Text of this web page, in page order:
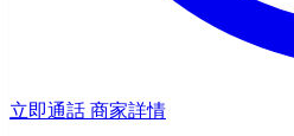
立即通話 商家詳情